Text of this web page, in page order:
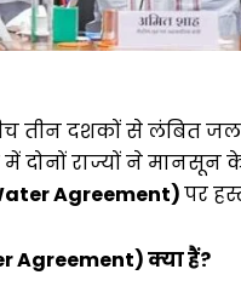
तीन दशकों से लंबित
दोनों राज्यों ने मानसून
Agreement)पर
Agreement) क्या हैं?